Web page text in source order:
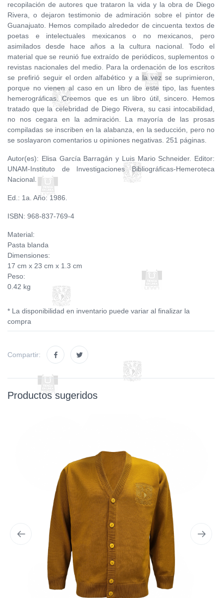
recopilación de autores que trataron la vida y la obra de Diego
Rivera, o dejaron testimonio de admiración sobre el pintor de
Guanajuato. Hemos compilado alrededor de cincuenta textos de
poetas e intelectuales mexicanos o no mexicanos, pero
asimilados desde hace años a la cultura nacional. Todo el
material que se reunió fue extraído de periódicos, suplementos o
revistas nacionales del medio. Para la ordenación de los escritos
se prefirió seguir el orden alfabético y a la vez se suprimieron,
porque no vienen al caso en un libro de este tipo, las fuentes
hemerográficas. Creemos que es un libro útil, sincero. Hemos
tratado que la celebridad de Diego Rivera, su casi intocabilidad,
no nos cegara en la admiración. La mayoría de las prosas
compiladas se inscriben en la alabanza, en la seducción, pero no
se soslayaron comentarios u opiniones negativas. 251 páginas.
Autor(es): Elisa García Barragán y Luis Mario Schneider. Editor:
UNAM-Instituto de Investigaciones Bibliográficas-Hemeroteca
Nacional.
Ed.: 1a. Año: 1986.
ISBN: 968-837-769-4
Material:
Pasta blanda
Dimensiones:
17 cm x 23 cm x 1.3 cm
Peso:
0.42 kg
* La disponibilidad en inventario puede variar al finalizar la
compra
Compartir:
Productos sugeridos